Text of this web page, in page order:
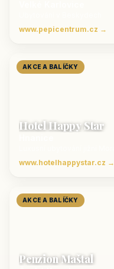
www.pepicentrum.cz →
AKCE A BALÍČKY
Hotel Happy Star
www.hotelhappystar.cz →
AKCE A BALÍČKY
Penzion Maštal